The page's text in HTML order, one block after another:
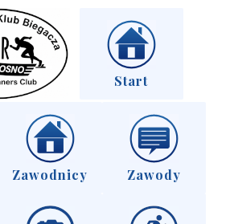
Start
Zawodnicy Zawody